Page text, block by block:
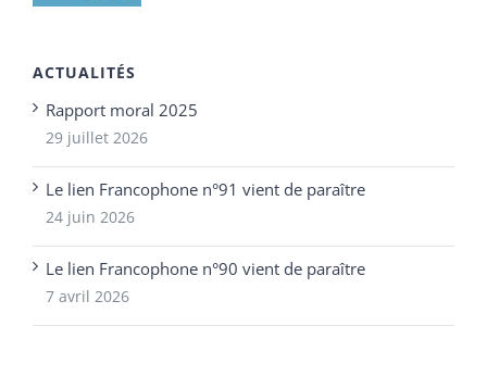
ACTUALITÉS
Rapport moral 2025
29 juillet 2026
Le lien Francophone n°91 vient de paraître
24 juin 2026
Le lien Francophone n°90 vient de paraître
7 avril 2026